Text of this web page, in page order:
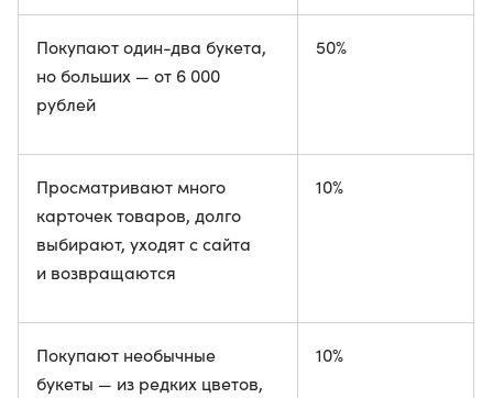
Покупают один-два букета,
но больших — от 6 000
рублей
50%
Просматривают много
карточек товаров, долго
выбирают, уходят с сайта
и возвращаются
10%
Покупают необычные
букеты — из редких цветов,
10%